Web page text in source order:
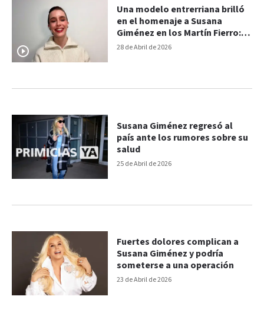
28 de Abril de 2026
Una modelo entrerriana brilló
en el homenaje a Susana
Giménez en los Martín Fierro:
“Los sueños se cumplen”
25 de Abril de 2026
Susana Giménez regresó al
país ante los rumores sobre su
salud
23 de Abril de 2026
Fuertes dolores complican a
Susana Giménez y podría
someterse a una operación